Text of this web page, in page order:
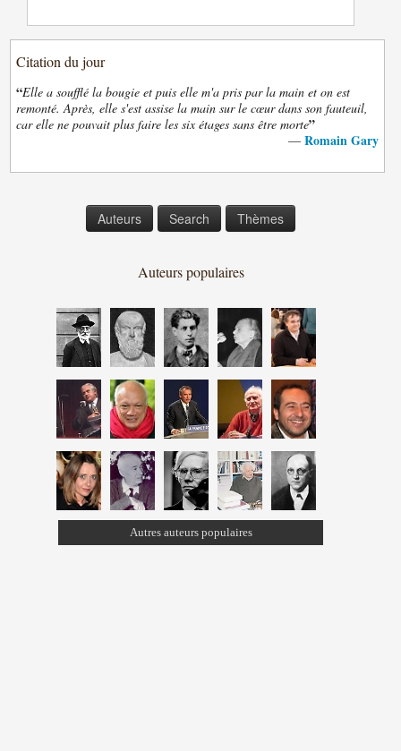
Citation du jour
“Elle a soufflé la bougie et puis elle m'a pris par la main et on est
remonté. Après, elle s'est assise la main sur le cœur dans son fauteuil,
car elle ne pouvait plus faire les six étages sans être morte”
— Romain Gary
Auteurs Search Thèmes
Auteurs populaires
Autres auteurs populaires